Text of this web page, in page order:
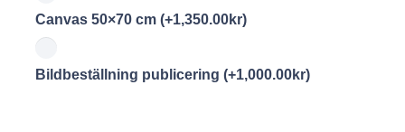
Canvas 50×70 cm (+1,350.00kr)
Bildbeställning publicering (+1,000.00kr)